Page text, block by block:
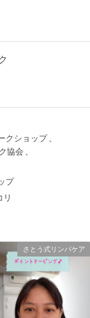
クショップ 、
協会 、
プ
リ
さとう式リンパケア